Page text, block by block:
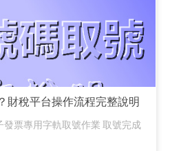
財稅平台操作流程完整說明
發票專用字軌取號作業 取號完成